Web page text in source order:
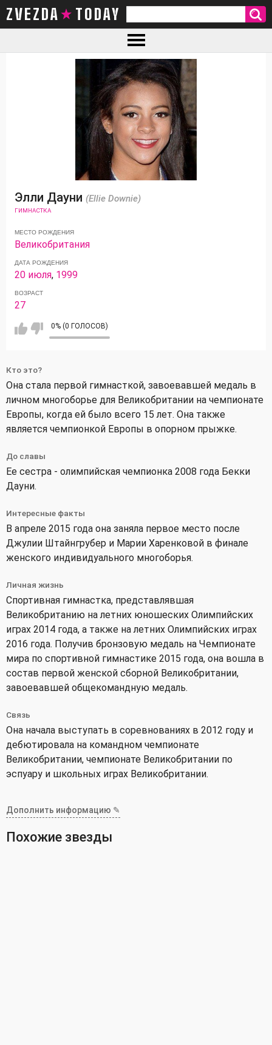
ZVEZDA TODAY
Элли Дауни (Ellie Downie)
ГИМНАСТКА
МЕСТО РОЖДЕНИЯ
Великобритания
ДАТА РОЖДЕНИЯ
20 июля, 1999
ВОЗРАСТ
27
0% (0 ГОЛОСОВ)
Кто это?
Она стала первой гимнасткой, завоевавшей медаль в
личном многоборье для Великобритании на чемпионате
Европы, когда ей было всего 15 лет. Она также
является чемпионкой Европы в опорном прыжке.
До славы
Ее сестра - олимпийская чемпионка 2008 года Бекки
Дауни.
Интересные факты
В апреле 2015 года она заняла первое место после
Джулии Штайнгрубер и Марии Харенковой в финале
женского индивидуального многоборья.
Личная жизнь
Спортивная гимнастка, представлявшая
Великобританию на летних юношеских Олимпийских
играх 2014 года, а также на летних Олимпийских играх
2016 года. Получив бронзовую медаль на Чемпионате
мира по спортивной гимнастике 2015 года, она вошла в
состав первой женской сборной Великобритании,
завоевавшей общекомандную медаль.
Связь
Она начала выступать в соревнованиях в 2012 году и
дебютировала на командном чемпионате
Великобритании, чемпионате Великобритании по
эспуару и школьных играх Великобритании.
Дополнить информацию ✎
Похожие звезды